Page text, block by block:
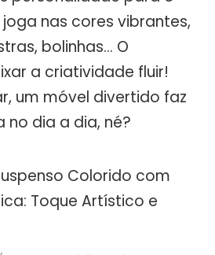
joga nas cores vibrantes,
bolinhas… O
a criatividade fluir!
um móvel divertido faz
dia a dia, né?